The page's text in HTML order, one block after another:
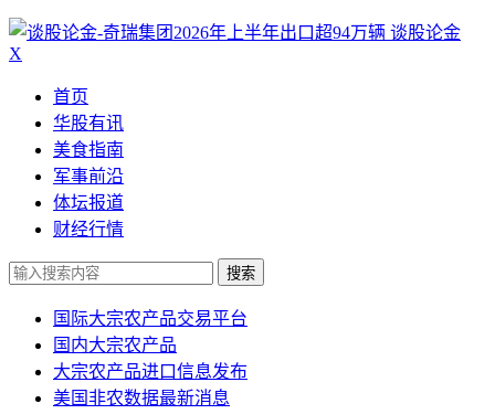
谈股论金
X
首页
华股有讯
美食指南
军事前沿
体坛报道
财经行情
搜索
国际大宗农产品交易平台
国内大宗农产品
大宗农产品进口信息发布
美国非农数据最新消息